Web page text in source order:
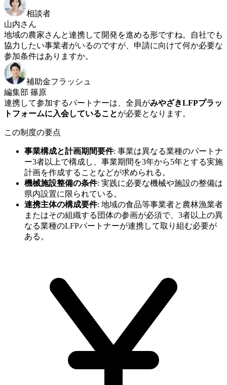
相談者
山内さん
地域の農家さんと連携して開発を進める形ですね。自社でも
協力したい事業者がいるのですが、申請に向けて何か必要な
参加条件はありますか。
補助金フラッシュ
編集部 篠原
連携して参加するパートナーは、全員がみやざきLFPプラッ
トフォームに入会していることが必要となります。
この制度の要点
事業構成と計画期間要件: 事業は異なる業種のパートナ
ー3者以上で構成し、事業期間を3年から5年とする実施
計画を作成することなどが求められる。
機械施設整備の条件: 実践に必要な機械や施設の整備は
県内設置に限られている。
連携主体の構成要件: 地域の食品等事業者と農林漁業者
またはその組織する団体の参画が必須で、3者以上の異
なる業種のLFPパートナーが連携して取り組む必要が
ある。